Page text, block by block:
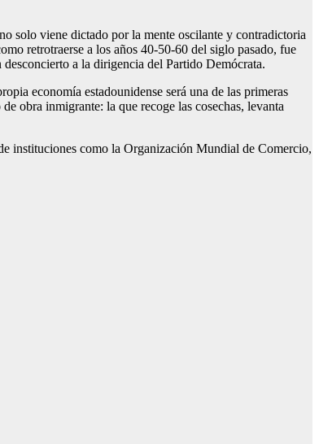
solo viene dictado por la mente oscilante y contradictoria
retrotraerse a los años 40-50-60 del siglo pasado, fue
a la dirigencia del Partido Demócrata.
economía estadounidense será una de las primeras
obra inmigrante: la que recoge las cosechas, levanta
instituciones como la Organización Mundial de Comercio,